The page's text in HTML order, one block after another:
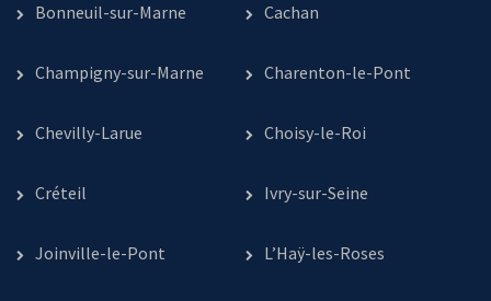
Bonneuil-sur-Marne Cachan
Champigny-sur-Marne Charenton-le-Pont
Chevilly-Larue Choisy-le-Roi
Créteil Ivry-sur-Seine
Joinville-le-Pont L’Haÿ-les-Roses